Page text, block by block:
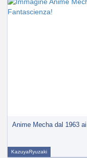
Anime Mecha dal 1963
KazuyaRyuzaki